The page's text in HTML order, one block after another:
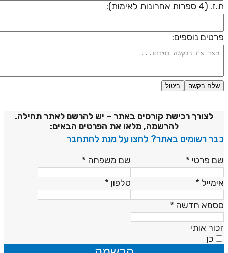
ספרות אחרונות לאימות):
נוספים:
שלח בקשה ביטול
לצורך רכישת קורסים באתר – יש להרשם לאתר תחילה.
להרשמה, מלאו את הפרטים הבאים:
רשומים באתר? לחצו על מנת להתחבר
פרטי* שם משפחה*
* טלפון*
חדשה*
אותי
כן